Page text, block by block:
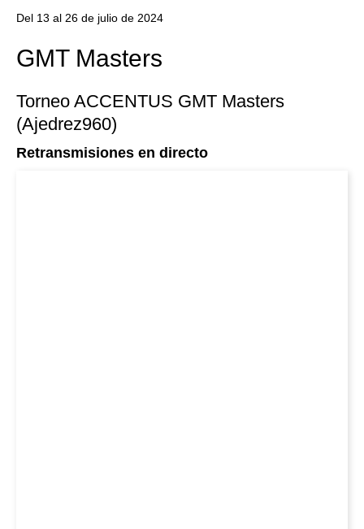
Del 13 al 26 de julio de 2024
GMT Masters
Torneo ACCENTUS GMT Masters
(Ajedrez960)
Retransmisiones en directo